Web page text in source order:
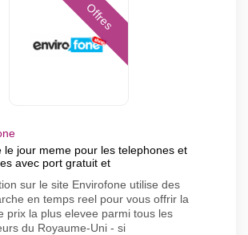
Offres
le jour meme pour les telephones et
avec port gratuit et
sur le site Envirofone utilise des
en temps reel pour vous offrir la
prix la plus elevee parmi tous les
du Royaume-Uni - si